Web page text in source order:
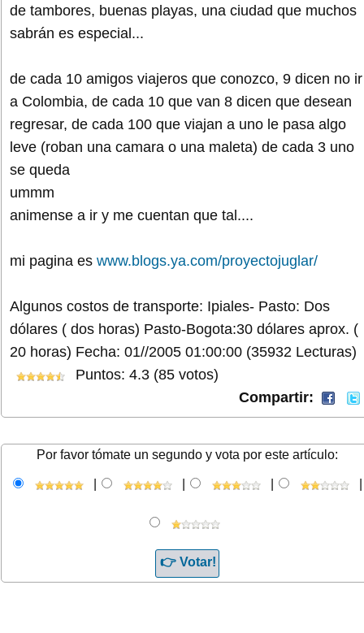
de tambores, buenas playas, una ciudad que muchos
sabrán es especial...
de cada 10 amigos viajeros que conozco, 9 dicen no ir
a Colombia, de cada 10 que van 8 dicen que desean
regresar, de cada 100 que viajan a uno le pasa algo
leve (roban una camara o una maleta) de cada 3 uno
se queda
ummm
animense a ir y me cuentan que tal....
mi pagina es www.blogs.ya.com/proyectojuglar/
Algunos costos de transporte: Ipiales- Pasto: Dos
dólares ( dos horas) Pasto-Bogota:30 dólares aprox. (
20 horas) Fecha: 01//2005 01:00:00 (35932 Lecturas)
Puntos: 4.3 (85 votos)
Compartir:
Por favor tómate un segundo y vota por este artículo: